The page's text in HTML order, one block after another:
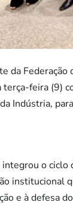
da
feira (9)
Indústria,
o ciclo
institucional
e à defesa